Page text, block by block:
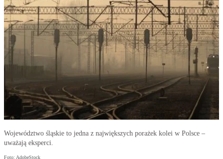
Województwo śląskie to jedna z największych porażek kolei w Polsce –
uważają eksperci.
Foto: AdobeStock